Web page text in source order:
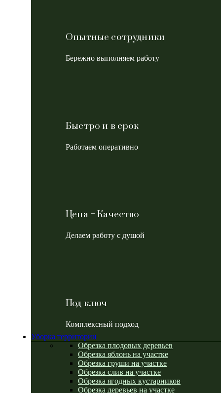
Опытные сотрудники
Бережно выполняем работу
Быстро и в срок
Работаем оперативно
Цена = Качество
Делаем работу с душой
Под ключ
Комплексный подход
Уборка территории
Обрезка плодовых деревьев
Обрезка яблонь на участке
Обрезка груши на участке
Обрезка слив на участке
Обрезка ягодных кустарников
Обрезка деревьев на участке